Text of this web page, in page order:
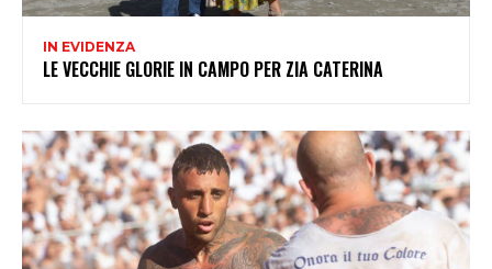
IN EVIDENZA
LE VECCHIE GLORIE IN CAMPO PER ZIA CATERINA